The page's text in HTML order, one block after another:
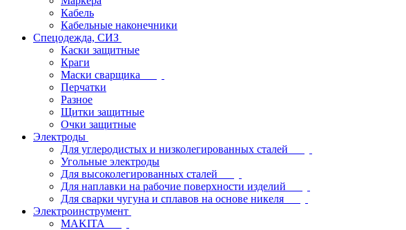
Кабель
Кабельные наконечники
Спецодежда, СИЗ
Каски защитные
Краги
Маски сварщика
Перчатки
Разное
Щитки защитные
Очки защитные
Электроды
Для углеродистых и низколегированных сталей
Угольные электроды
Для высоколегированных сталей
Для наплавки на рабочие поверхности изделий
Для сварки чугуна и сплавов на основе никеля
Электроинструмент
МAKITA